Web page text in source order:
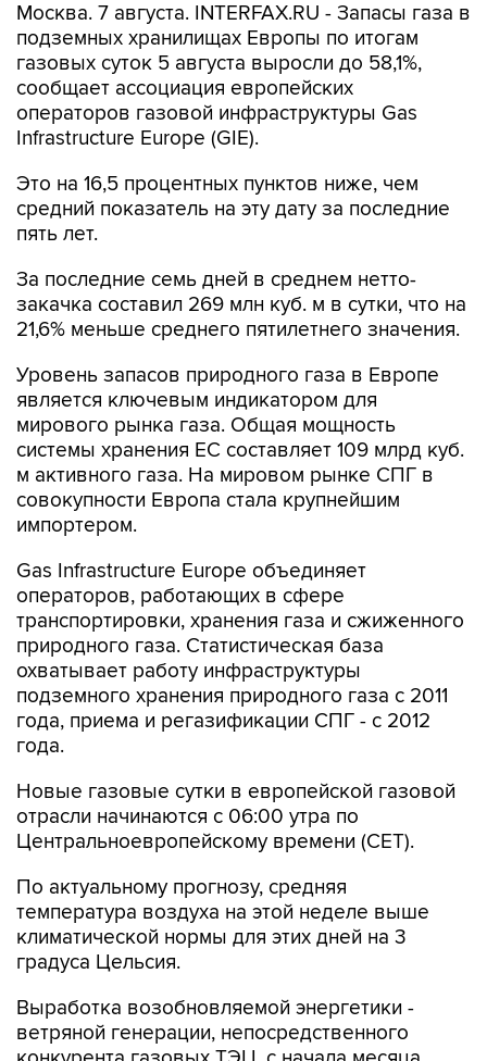
Москва. 7 августа. INTERFAX.RU - Запасы газа в
подземных хранилищах Европы по итогам
газовых суток 5 августа выросли до 58,1%,
сообщает ассоциация европейских
операторов газовой инфраструктуры Gas
Infrastructure Europe (GIE).
Это на 16,5 процентных пунктов ниже, чем
средний показатель на эту дату за последние
пять лет.
За последние семь дней в среднем нетто-
закачка составил 269 млн куб. м в сутки, что на
21,6% меньше среднего пятилетнего значения.
Уровень запасов природного газа в Европе
является ключевым индикатором для
мирового рынка газа. Общая мощность
системы хранения ЕС составляет 109 млрд куб.
м активного газа. На мировом рынке СПГ в
совокупности Европа стала крупнейшим
импортером.
Gas Infrastructure Europe объединяет
операторов, работающих в сфере
транспортировки, хранения газа и сжиженного
природного газа. Статистическая база
охватывает работу инфраструктуры
подземного хранения природного газа с 2011
года, приема и регазификации СПГ - с 2012
года.
Новые газовые сутки в европейской газовой
отрасли начинаются c 06:00 утра по
Центральноевропейскому времени (CET).
По актуальному прогнозу, средняя
температура воздуха на этой неделе выше
климатической нормы для этих дней на 3
градуса Цельсия.
Выработка возобновляемой энергетики -
ветряной генерации, непосредственного